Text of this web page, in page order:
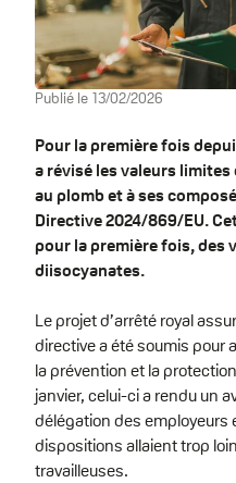
Publié le 13/02/2026
Pour la première fois
a révisé les valeurs
au plomb et à ses
Directive 2024/869/EU.
pour la première fois, des
diisocyanates.
Le projet d’arrêté royal
directive a été soumis pour
la prévention et la
janvier, celui-ci a rendu un
délégation des
dispositions allaient trop
travailleuses.